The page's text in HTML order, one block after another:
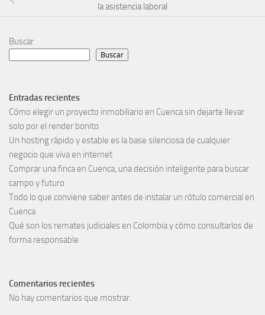
la asistencia laboral
Buscar
Buscar
Entradas recientes
Cómo elegir un proyecto inmobiliario en Cuenca sin dejarte llevar
solo por el render bonito
Un hosting rápido y estable es la base silenciosa de cualquier
negocio que viva en internet
Comprar una finca en Cuenca, una decisión inteligente para buscar
campo y futuro
Todo lo que conviene saber antes de instalar un rótulo comercial en
Cuenca
Qué son los remates judiciales en Colombia y cómo consultarlos de
forma responsable
Comentarios recientes
No hay comentarios que mostrar.